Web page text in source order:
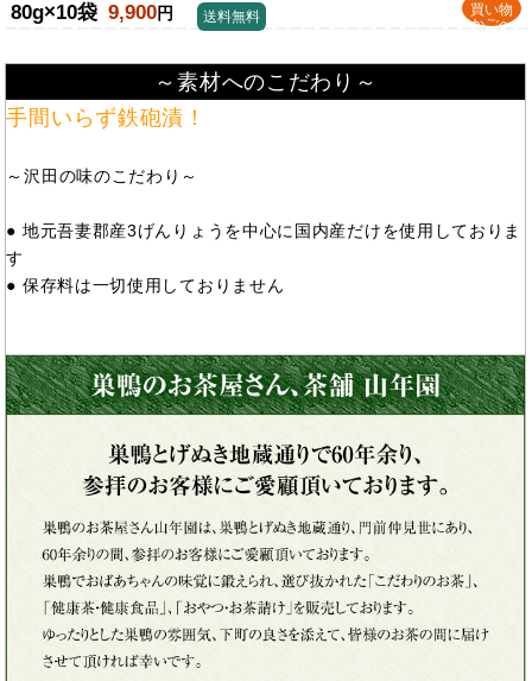
80g×10袋 9,900円
買い物
かごへ
送料無料
～素材へのこだわり～
手間いらず鉄砲漬！
～沢田の味のこだわり～
● 地元吾妻郡産3げんりょうを中心に国内産だけを使用しておりま
す
● 保存料は一切使用しておりません